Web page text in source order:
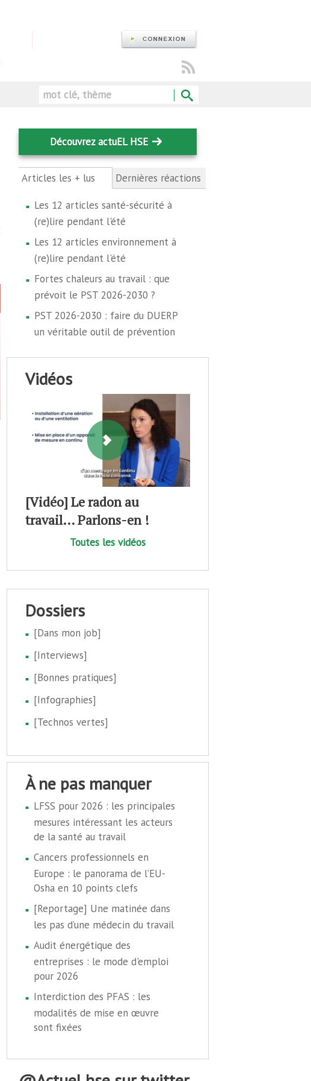
Rechercher
Découvrez actuEL HSE
Articles les + lus (onglet
actif)
Dernières réactions
Les 12 articles santé-sécurité à
(re)lire pendant l'été
Les 12 articles environnement à
(re)lire pendant l'été
Fortes chaleurs au travail : que
prévoit le PST 2026-2030 ?
PST 2026-2030 : faire du DUERP
un véritable outil de prévention
vidéos
[Vidéo] Le radon au
travail… Parlons-en !
Toutes les vidéos
dossiers
[Dans mon job]
[Interviews]
[Bonnes pratiques]
[Infographies]
[Technos vertes]
à ne pas manquer
LFSS pour 2026 : les principales
mesures intéressant les acteurs
de la santé au travail
Cancers professionnels en
Europe : le panorama de l’EU-
Osha en 10 points clefs
[Reportage] Une matinée dans
les pas d’une médecin du travail
Audit énergétique des
entreprises : le mode d'emploi
pour 2026
Interdiction des PFAS : les
modalités de mise en œuvre
sont fixées